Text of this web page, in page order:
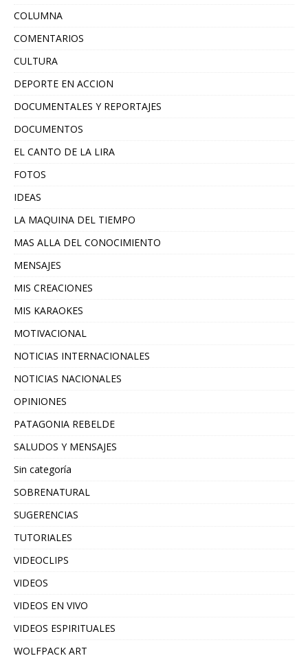
COLUMNA
COMENTARIOS
CULTURA
DEPORTE EN ACCION
DOCUMENTALES Y REPORTAJES
DOCUMENTOS
EL CANTO DE LA LIRA
FOTOS
IDEAS
LA MAQUINA DEL TIEMPO
MAS ALLA DEL CONOCIMIENTO
MENSAJES
MIS CREACIONES
MIS KARAOKES
MOTIVACIONAL
NOTICIAS INTERNACIONALES
NOTICIAS NACIONALES
OPINIONES
PATAGONIA REBELDE
SALUDOS Y MENSAJES
Sin categoría
SOBRENATURAL
SUGERENCIAS
TUTORIALES
VIDEOCLIPS
VIDEOS
VIDEOS EN VIVO
VIDEOS ESPIRITUALES
WOLFPACK ART